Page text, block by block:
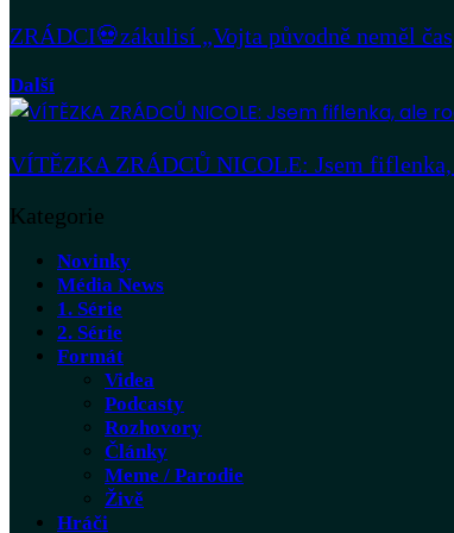
ZRÁDCI💀zákulisí „Vojta původně neměl
Další
VÍTĚZKA ZRÁDCŮ NICOLE: Jsem
Kategorie
Novinky
Média News
1. Série
2. Série
Formát
Videa
Podcasty
Rozhovory
Články
Meme / Parodie
Živě
Hráči